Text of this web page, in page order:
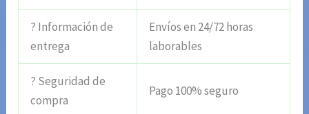
? Información de
entrega
Envíos en 24/72 horas
laborables
? Seguridad de
compra
Pago 100% seguro